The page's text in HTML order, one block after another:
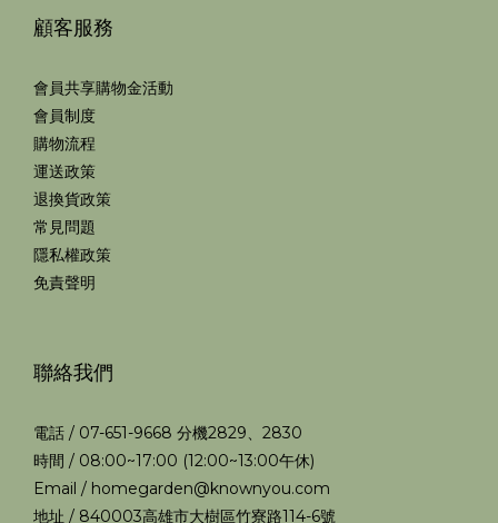
顧客服務
會員共享購物金活動
會員制度
購物流程
運送政策
退換貨政策
常見問題
隱私權政策
免責聲明
聯絡我們
電話 / 07-651-9668 分機2829、2830
時間 / 08:00~17:00 (12:00~13:00午休)
Email / homegarden@knownyou.com
地址 / 840003高雄市大樹區竹寮路114-6號